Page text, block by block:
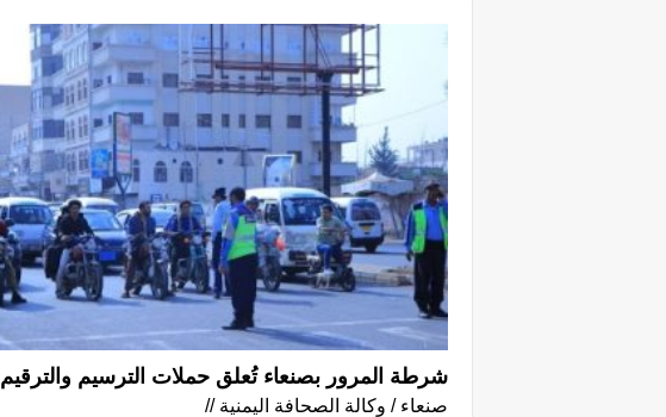
شرطة المرور بصنعاء تُعلق حملات الترسيم والترقيم 30 يومًا
صنعاء / وكالة الصحافة اليمنية //